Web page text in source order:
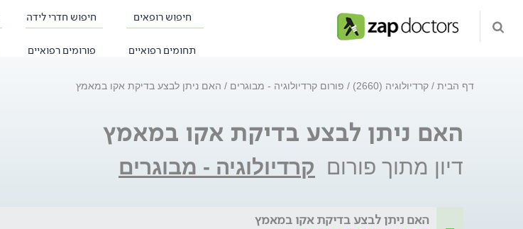
חיפוש רופאים חיפוש חדרי לידה
תחומים רפואיים פורומים רפואיים
דף הבית קרדיולוגיה (2660) פורום קרדיולוגיה - מבוגרים האם ניתן לבצע בדיקת אקו במאמץ
האם ניתן לבצע בדיקת אקו במאמץ
דיון מתוך פורום קרדיולוגיה - מבוגרים
האם ניתן לבצע בדיקת אקו במאמץ